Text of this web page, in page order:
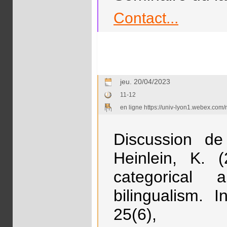
Contact...
jeu. 20/04/2023
11-12
en ligne https://univ-
Discussion
Heinlein, K.
categorical
bilingualism.